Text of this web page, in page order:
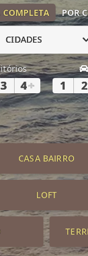
COMPLETA POR
CIDADES
3 4+ 1 2
CASA BAIRRO
LOFT